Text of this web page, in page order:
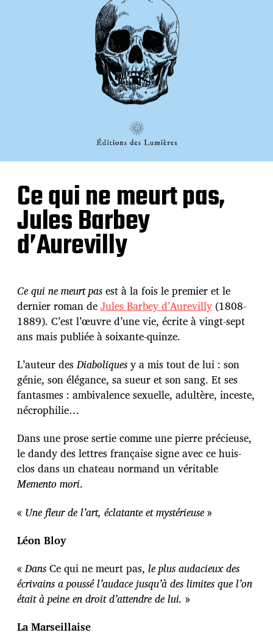
Ce qui ne meurt pas,
Jules Barbey
d’Aurevilly
Ce qui ne meurt pasest à la fois le premier et le
dernier roman deJules Barbey d’Aurevilly (1808-
1889). C’est l’œuvre d’une vie, écrite à vingt-sept
ans mais publiée à soixante-quinze.
L’auteur desDiaboliquesy a mis tout de lui : son
génie, son élégance, sa sueur et son sang. Et ses
fantasmes : ambivalence sexuelle, adultère, inceste,
nécrophilie…
Dans une prose sertie comme une pierre précieuse,
le dandy des lettres française signe avec ce huis-
clos dans un chateau normand un véritable
Memento mori.
« Une fleur de l’art, éclatante et mystérieuse»
Léon Bloy
«DansCe qui ne meurt pas, le plus audacieux des
écrivains a poussé l’audace jusqu’à des limites que l’on
était à peine en droit d’attendre de lui. »
La Marseillaise